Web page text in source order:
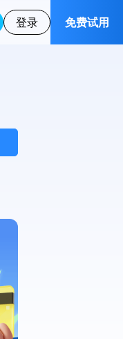
登录 免费试用